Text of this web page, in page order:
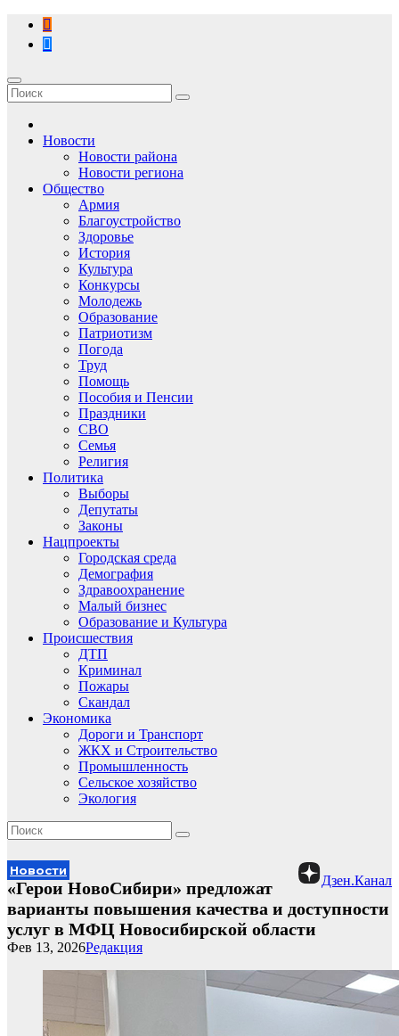
Перейти
содержимому
Новости
Новости района
Новости региона
Общество
Армия
Благоустройство
Здоровье
История
Культура
Конкурсы
Молодежь
Образование
Патриотизм
Погода
Труд
Помощь
Пособия и Пенсии
Праздники
СВО
Семья
Религия
Политика
Выборы
Депутаты
Законы
Нацпроекты
Городская среда
Демография
Здравоохранение
Малый бизнес
Образование и Культура
Происшествия
ДТП
Криминал
Пожары
Скандал
Экономика
Дороги и Транспорт
ЖКХ и Строительство
Промышленность
Сельское хозяйство
Экология
Новости
Дзен.Канал
«Герои НовоСибири» предложат
варианты повышения качества и доступности
услуг в МФЦ Новосибирской области
Редакция
Фев 13, 2026